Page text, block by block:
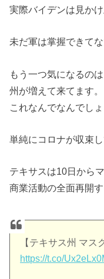
実際バイデンは見か
未だ軍は掌握できて
もう一つ気になるの
州が増えて来てます。
これなんでなんでしょ
単純にコロナが収束
テキサスは10日から
商業活動の全面再開す
【テキサス州 マス
https://t.co/